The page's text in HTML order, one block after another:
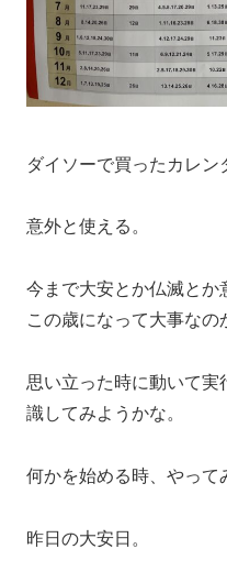
ダイソーで買ったカレン
意外と使える。
今まで大安とか仏滅とか
この歳になって大事なの
思い立った時に動いて
識してみようかな。
何かを始める時、やって
昨日の大安日。